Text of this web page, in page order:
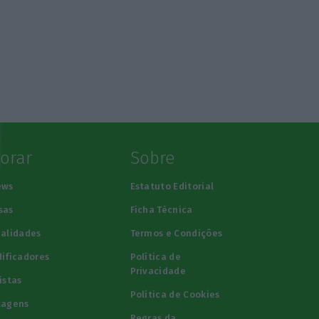
Sobre
Estatuto Editorial
Ficha Técnica
Termos e Condições
Política de
Privacidade
Política de Cookies